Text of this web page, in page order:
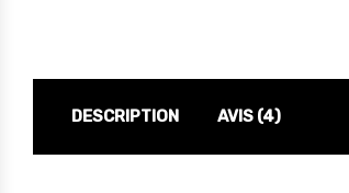
DESCRIPTION AVIS (4)